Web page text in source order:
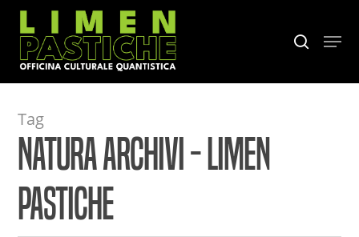
Skip
main
content
search
Menu
Tag
Natura Archivi - Limen
Pastiche